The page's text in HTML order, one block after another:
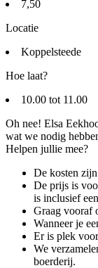
7,50
Locatie
Koppelsteede
Hoe laat?
10.00 tot 11.00
Oh nee! Elsa
wat we nodig
Helpen jullie mee?
De kosten
De prijs is
is inclusief
Graag vooraf
Wanneer je
Er is plek
We
boerderij.